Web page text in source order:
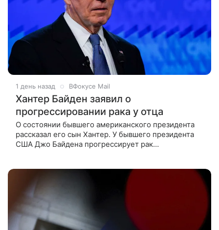
1 день назад ВФокусе Mail
Хантер Байден заявил о
прогрессировании рака у отца
О состоянии бывшего американского президента
рассказал его сын Хантер. У бывшего президента
США Джо Байдена прогрессирует рак